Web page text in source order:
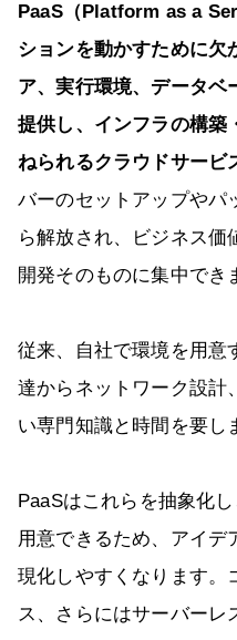
PaaS（Platform as a
ションを動かすために欠
ア、実行環境、データベ
提供し、インフラの構築
ねられるクラウドサービ
バーのセットアップやパ
ら解放され、ビジネス
開発そのものに集中でき
従来、自社で環境を用意
達からネットワーク設計
い専門知識と時間を要し
PaaSはこれらを抽象化
用意できるため、アイデ
現化しやすくなります。
ス、さらにはサーバーレ